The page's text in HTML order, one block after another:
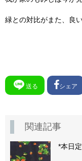
緑との対比がまた、良
送る シェア
関連記事
*本日